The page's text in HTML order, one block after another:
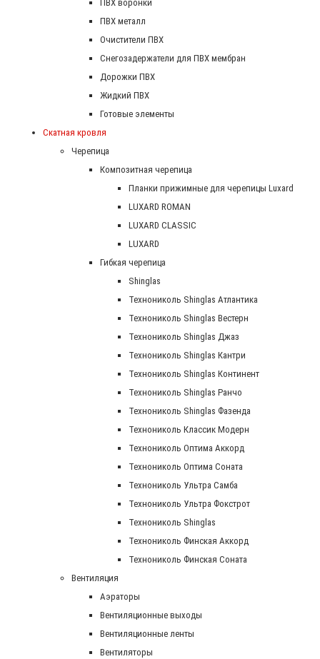
ПВХ воронки
ПВХ металл
Очистители ПВХ
Снегозадержатели для ПВХ мембран
Дорожки ПВХ
Жидкий ПВХ
Готовые элементы
Скатная кровля
Черепица
Композитная черепица
Планки прижимные для черепицы Luxard
LUXARD ROMAN
LUXARD CLASSIC
LUXARD
Гибкая черепица
Shinglas
Технониколь Shinglas Атлантика
Технониколь Shinglas Вестерн
Технониколь Shinglas Джаз
Технониколь Shinglas Кантри
Технониколь Shinglas Континент
Технониколь Shinglas Ранчо
Технониколь Shinglas Фазенда
Технониколь Классик Модерн
Технониколь Оптима Аккорд
Технониколь Оптима Соната
Технониколь Ультра Самба
Технониколь Ультра Фокстрот
Технониколь Shinglas
Технониколь Финская Аккорд
Технониколь Финская Соната
Вентиляция
Аэраторы
Вентиляционные выходы
Вентиляционные ленты
Вентиляторы